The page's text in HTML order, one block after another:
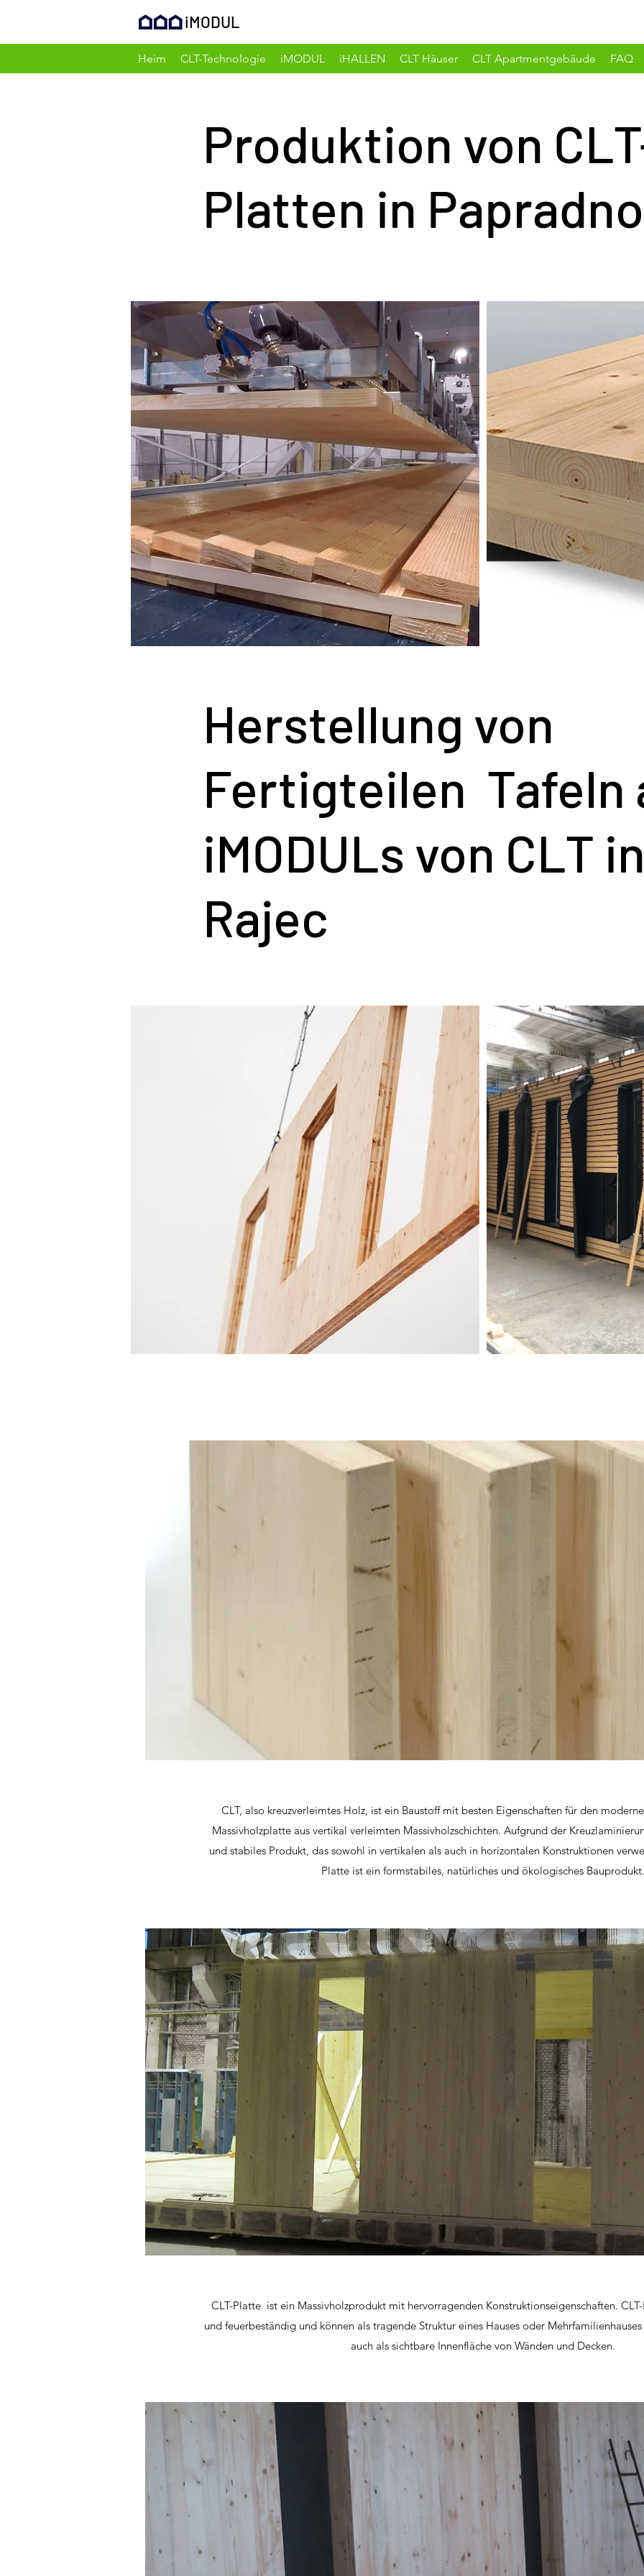
iMODUL
Heim CLT-Technologie iMODUL iHALLEN CLT Häuser CLT Apartmentgebäude FAQ
Produktion von
Platten in Papradno
Herstellung von
Fertigteilen Tafeln
iMODULs von CLT
Rajec
CLT, also kreuzverleimtes Holz, ist ein Baustoff mit besten Eigenschaften für den
Massivholzplatte aus vertikal verleimten Massivholzschichten. Aufgrund der
und stabiles Produkt, das sowohl in vertikalen als auch in horizontalen Konstruktionen
Platte ist ein formstabiles, natürliches und ökologisches Bauprodukt.
CLT-Platte ist ein Massivholzprodukt mit hervorragenden Konstruktionseigenschaften.
und feuerbeständig und können als tragende Struktur eines Hauses oder
auch als sichtbare Innenfläche von Wänden und Decken.